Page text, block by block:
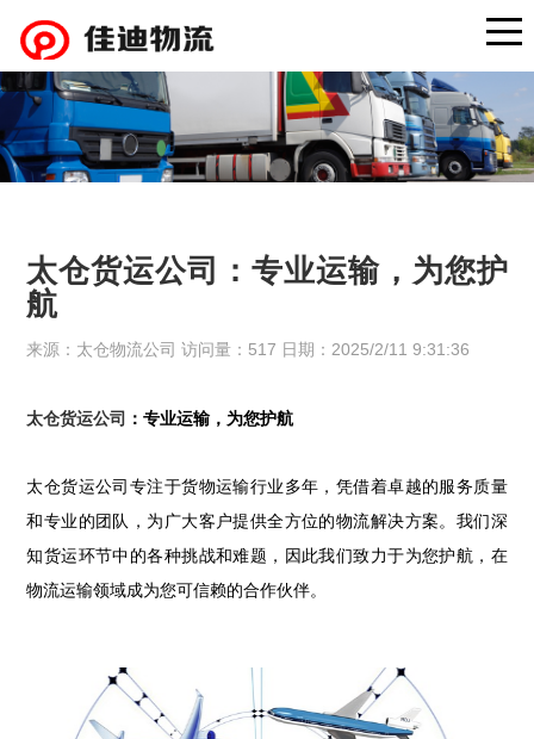
太仓货运公司：专业运输，为您护
航
来源：太仓物流公司 访问量：517 日期：2025/2/11 9:31:36
太仓货运公司 ：专业运输，为您护航
太仓货运公司专注于货物运输行业多年，凭借着卓越的服务质量
和专业的团队，为广大客户提供全方位的物流解决方案。我们深
知货运环节中的各种挑战和难题，因此我们致力于为您护航，在
物流运输领域成为您可信赖的合作伙伴。